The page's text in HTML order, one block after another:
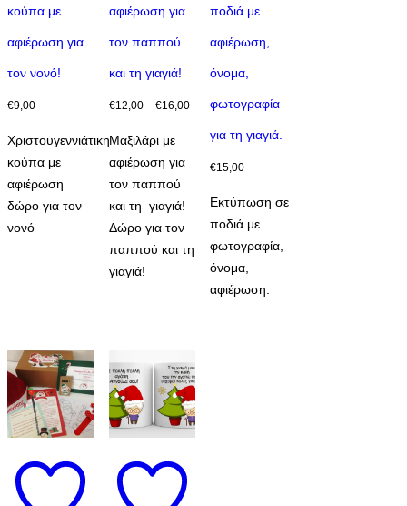
κούπα με
αφιέρωση για
τον νονό!
€9,00
Χριστουγεννιάτικη
κούπα με
αφιέρωση
δώρο για τον
νονό
πολλαπλές
επιλογές
μπορούν
επιλεγούν
στη
σελίδα
του
προϊόντος
αφιέρωση για
τον παππού
και τη γιαγιά!
€12,00 – €16,00Price
through
Μαξιλάρι με
αφιέρωση για
τον παππού
και τη γιαγιά!
Δώρο για τον
παππού και τη
γιαγιά!
ποδιά με
αφιέρωση,
όνομα,
φωτογραφία
για τη γιαγιά.
€15,00
Εκτύπωση σε
ποδιά με
φωτογραφία,
όνομα,
αφιέρωση.